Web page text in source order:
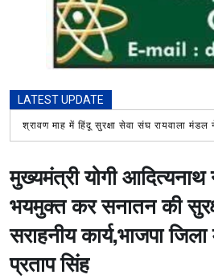
LATEST UPDATE
मुख्यमंत्री योगी
भयमुक्त कर सनातन की
सराहनीय कार्य,भाजपा
प्रताप सिंह